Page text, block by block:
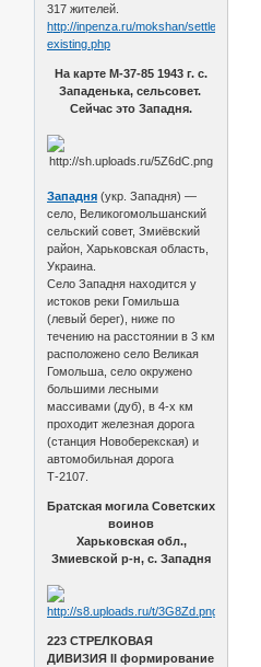
317 жителей.
http://inpenza.ru/mokshan/settlements-
existing.php
На карте М-37-85 1943 г. с.
Западенька, сельсовет.
Сейчас это Западня.
Западня (укр. Западня) —
село, Великогомольшанский
сельский совет, Змиёвский
район, Харьковская область,
Украина.
Село Западня находится у
истоков реки Гомильша
(левый берег), ниже по
течению на расстоянии в 3 км
расположено село Великая
Гомольша, село окружено
большими лесными
массивами (дуб), в 4-х км
проходит железная дорога
(станция Новоберекская) и
автомобильная дорога
Т-2107.
Братская могила Советских
воинов
Харьковская обл.,
Змиевской р-н, с. Западня
223 СТРЕЛКОВАЯ
ДИВИЗИЯ II формирование